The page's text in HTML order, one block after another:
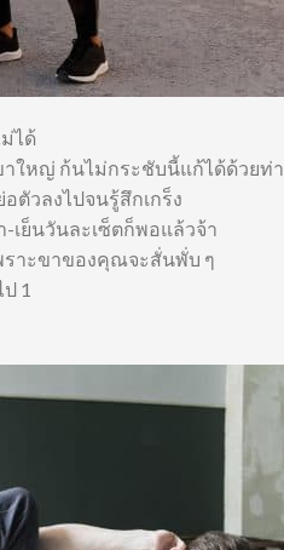
ได้
ใหญ่ ก้นไม่กระชับนี้แก้ได้ด้วยท่า
ตัวลงไปจนรู้สึกเกร็ง
เย็นวันละเซ็ตก็พอแล้วจ้า
ราะขาของคุณจะสั่นพั่บ ๆ
1